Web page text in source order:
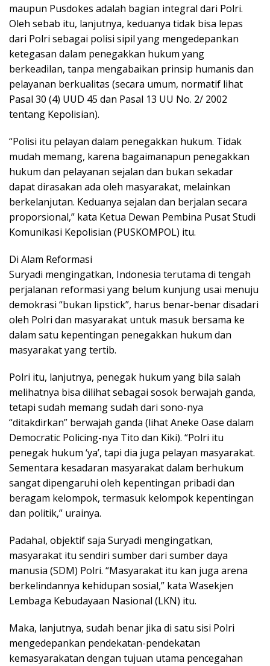
maupun Pusdokes adalah bagian integral dari Polri.
Oleh sebab itu, lanjutnya, keduanya tidak bisa lepas
dari Polri sebagai polisi sipil yang mengedepankan
ketegasan dalam penegakkan hukum yang
berkeadilan, tanpa mengabaikan prinsip humanis dan
pelayanan berkualitas (secara umum, normatif lihat
Pasal 30 (4) UUD 45 dan Pasal 13 UU No. 2/ 2002
tentang Kepolisian).
“Polisi itu pelayan dalam penegakkan hukum. Tidak
mudah memang, karena bagaimanapun penegakkan
hukum dan pelayanan sejalan dan bukan sekadar
dapat dirasakan ada oleh masyarakat, melainkan
berkelanjutan. Keduanya sejalan dan berjalan secara
proporsional,” kata Ketua Dewan Pembina Pusat Studi
Komunikasi Kepolisian (PUSKOMPOL) itu.
Di Alam Reformasi
Suryadi mengingatkan, Indonesia terutama di tengah
perjalanan reformasi yang belum kunjung usai menuju
demokrasi “bukan lipstick”, harus benar-benar disadari
oleh Polri dan masyarakat untuk masuk bersama ke
dalam satu kepentingan penegakkan hukum dan
masyarakat yang tertib.
Polri itu, lanjutnya, penegak hukum yang bila salah
melihatnya bisa dilihat sebagai sosok berwajah ganda,
tetapi sudah memang sudah dari sono-nya
“ditakdirkan” berwajah ganda (lihat Aneke Oase dalam
Democratic Policing-nya Tito dan Kiki). “Polri itu
penegak hukum ‘ya’, tapi dia juga pelayan masyarakat.
Sementara kesadaran masyarakat dalam berhukum
sangat dipengaruhi oleh kepentingan pribadi dan
beragam kelompok, termasuk kelompok kepentingan
dan politik,” urainya.
Padahal, objektif saja Suryadi mengingatkan,
masyarakat itu sendiri sumber dari sumber daya
manusia (SDM) Polri. “Masyarakat itu kan juga arena
berkelindannya kehidupan sosial,” kata Wasekjen
Lembaga Kebudayaan Nasional (LKN) itu.
Maka, lanjutnya, sudah benar jika di satu sisi Polri
mengedepankan pendekatan-pendekatan
kemasyarakatan dengan tujuan utama pencegahan